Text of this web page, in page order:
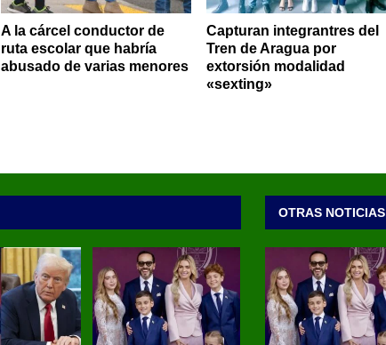
A la cárcel conductor de
ruta escolar que habría
abusado de varias menores
Capturan integrantres del
Tren de Aragua por
extorsión modalidad
«sexting»
OTRAS NOTICIAS